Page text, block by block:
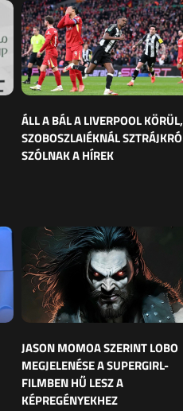
ÁLL A BÁL A LIVERPOOL KÖRÜL,
SZOBOSZLAIÉKNÁL
SZÓLNAK A HÍREK
JASON MOMOA SZERINT LOBO
MEGJELENÉSE A SUPERGIRL-
FILMBEN HŰ LESZ A
KÉPREGÉNYEKHEZ